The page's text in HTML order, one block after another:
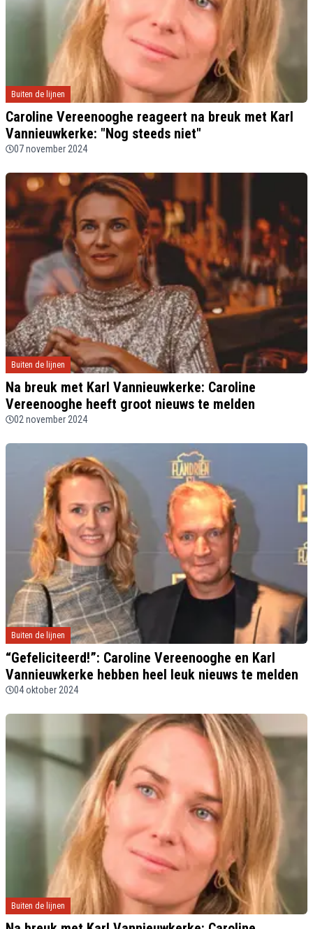
Buiten de lijnen
Caroline Vereenooghe reageert na breuk met Karl
Vannieuwkerke: "Nog steeds niet"
07 november 2024
Buiten de lijnen
Na breuk met Karl Vannieuwkerke: Caroline
Vereenooghe heeft groot nieuws te melden
02 november 2024
Buiten de lijnen
“Gefeliciteerd!”: Caroline Vereenooghe en Karl
Vannieuwkerke hebben heel leuk nieuws te melden
04 oktober 2024
Buiten de lijnen